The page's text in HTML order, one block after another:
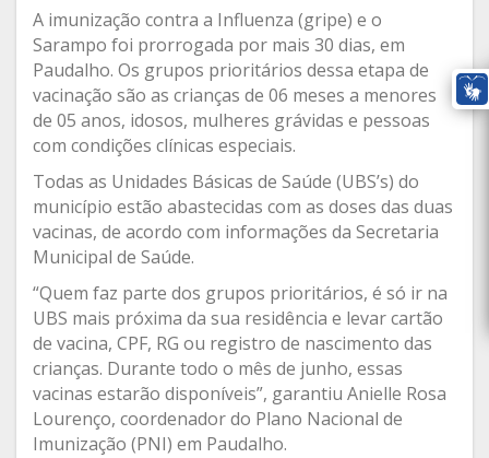
A imunização contra a Influenza (gripe) e o
Sarampo foi prorrogada por mais 30 dias, em
Paudalho. Os grupos prioritários dessa etapa de
vacinação são as crianças de 06 meses a menores
de 05 anos, idosos, mulheres grávidas e pessoas
com condições clínicas especiais.
Todas as Unidades Básicas de Saúde (UBS’s) do
município estão abastecidas com as doses das duas
vacinas, de acordo com informações da Secretaria
Municipal de Saúde.
“Quem faz parte dos grupos prioritários, é só ir na
UBS mais próxima da sua residência e levar cartão
de vacina, CPF, RG ou registro de nascimento das
crianças. Durante todo o mês de junho, essas
vacinas estarão disponíveis”, garantiu Anielle Rosa
Lourenço, coordenador do Plano Nacional de
Imunização (PNI) em Paudalho.